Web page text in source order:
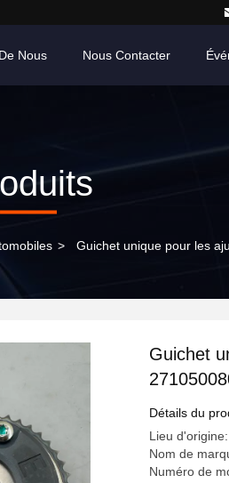
Nous Nous Contacter
> Guichet unique pour les
Guichet
Détails du
Lieu
Nom de
Numéro de